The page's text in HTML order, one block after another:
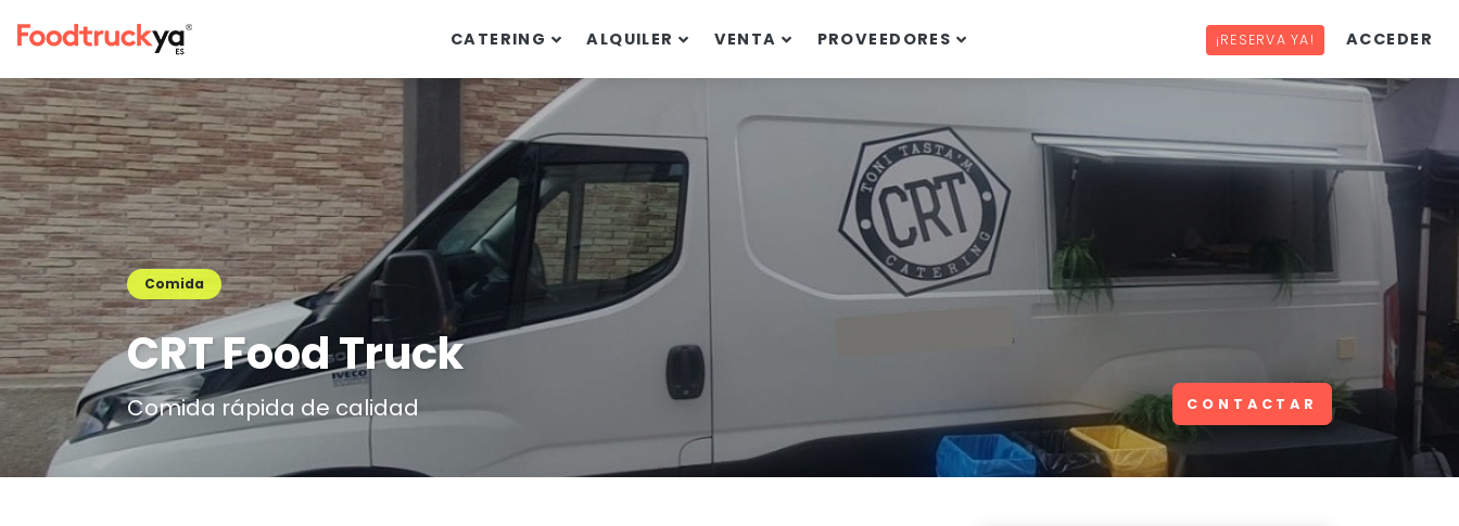
CATERING ALQUILER VENTA PROVEEDORES ¡RESERVA YA! ACCEDER
Comida
CRT Food Truck
Comida rápida de calidad CONTACTAR